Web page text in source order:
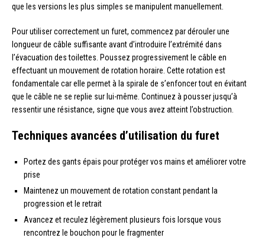
que les versions les plus simples se manipulent manuellement.
Pour utiliser correctement un furet, commencez par dérouler une
longueur de câble suffisante avant d’introduire l’extrémité dans
l’évacuation des toilettes. Poussez progressivement le câble en
effectuant un mouvement de rotation horaire. Cette rotation est
fondamentale car elle permet à la spirale de s’enfoncer tout en évitant
que le câble ne se replie sur lui-même. Continuez à pousser jusqu’à
ressentir une résistance, signe que vous avez atteint l’obstruction.
Techniques avancées d’utilisation du furet
Portez des gants épais pour protéger vos mains et améliorer votre
prise
Maintenez un mouvement de rotation constant pendant la
progression et le retrait
Avancez et reculez légèrement plusieurs fois lorsque vous
rencontrez le bouchon pour le fragmenter